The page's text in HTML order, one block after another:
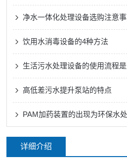
净水一体化处理设备选购注意
饮用水消毒设备的4种方法
生活污水处理设备的使用流程
高低差污水提升泵站的特点
PAM加药装置的出现为环保水
详细介绍